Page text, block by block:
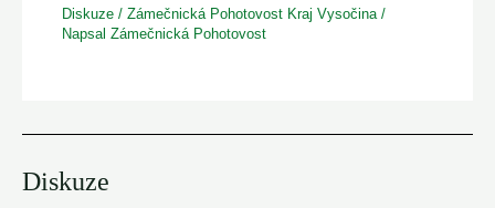
Diskuze /Zámečnická Pohotovost Kraj Vysočina/
NapsalZámečnická Pohotovost
Diskuze